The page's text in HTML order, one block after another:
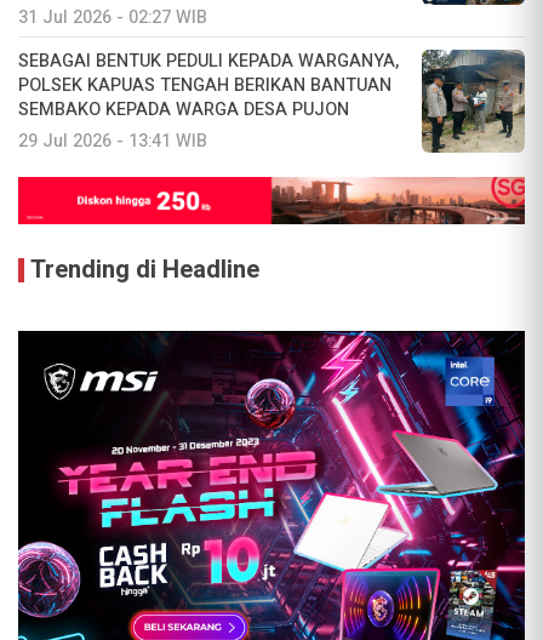
31 Jul 2026 - 02:27 WIB
SEBAGAI BENTUK PEDULI KEPADA WARGANYA,
POLSEK KAPUAS TENGAH BERIKAN BANTUAN
SEMBAKO KEPADA WARGA DESA PUJON
29 Jul 2026 - 13:41 WIB
Trending di Headline